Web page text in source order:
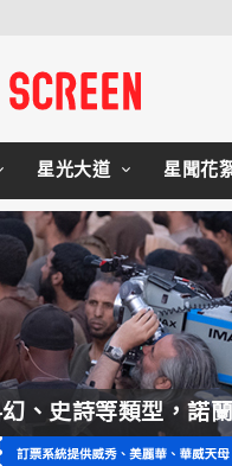
星光大道 星聞花
、史詩等類型，諾